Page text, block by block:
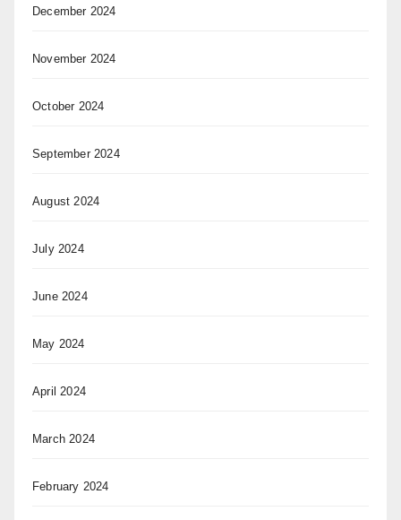
December 2024
November 2024
October 2024
September 2024
August 2024
July 2024
June 2024
May 2024
April 2024
March 2024
February 2024